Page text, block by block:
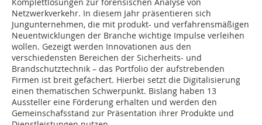
Komplettlösungen zur forensischen Analyse von
Netzwerkverkehr. In diesem Jahr präsentieren sich
Jungunternehmen, die mit produkt- und verfahrensmäßigen
Neuentwicklungen der Branche wichtige Impulse verleihen
wollen. Gezeigt werden Innovationen aus den
verschiedensten Bereichen der Sicherheits- und
Brandschutztechnik – das Portfolio der aufstrebenden
Firmen ist breit gefächert. Hierbei setzt die Digitalisierung
einen thematischen Schwerpunkt. Bislang haben 13
Aussteller eine Förderung erhalten und werden den
Gemeinschafsstand zur Präsentation ihrer Produkte und